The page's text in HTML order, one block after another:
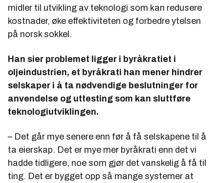
midler til utvikling av teknologi som kan redusere
kostnader, øke effektiviteten og forbedre ytelsen
på norsk sokkel.
Han sier problemet ligger i byråkratiet i
oljeindustrien, et byråkrati han mener hindrer
selskaper i å ta nødvendige beslutninger for
anvendelse og uttesting som kan sluttføre
teknologiutviklingen.
– Det går mye senere enn før å få selskapene til å
ta eierskap. Det er mye mer byråkrati enn det vi
hadde tidligere, noe som gjør det vanskelig å få til
ting. Det er bygget opp så mange systemer at